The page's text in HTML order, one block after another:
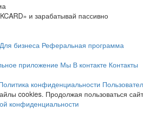
и зарабатывай пассивно
Для бизнеса Реферальная программа
приложение Мы В контакте Контакты
конфиденциальности
cookies. Продолжая пользоваться
конфиденциальности